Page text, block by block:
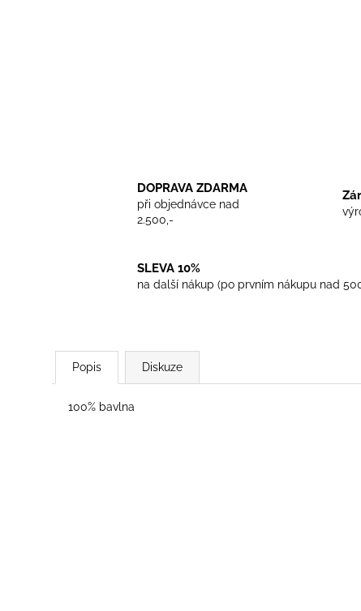
DOPRAVA ZDARMA
při objednávce nad
2.500,-
SLEVA 10%
na další nákup (po prvním nákupu nad
Popis Diskuze
100% bavlna